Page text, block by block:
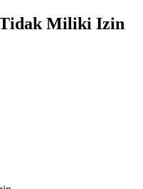
Tidak Miliki Izin